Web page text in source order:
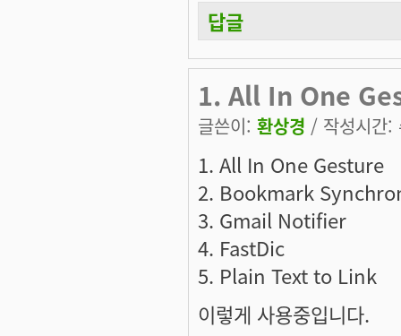
답글
1. All In One
글쓴이: 환상경 / 작성시간
1. All In One Gesture
2. Bookmark
3. Gmail Notifier
4. FastDic
5. Plain Text to Link
이렇게 사용중입니다.